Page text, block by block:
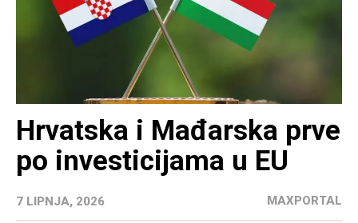
Hrvatska i Mađarska prve
po investicijama u EU
7 LIPNJA, 2026 MAXPORTAL